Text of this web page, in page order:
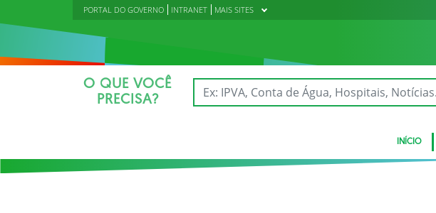
PORTAL DO GOVERNO INTRANET MAIS SITES
O QUE VOCÊ
PRECISA?
INÍCIO